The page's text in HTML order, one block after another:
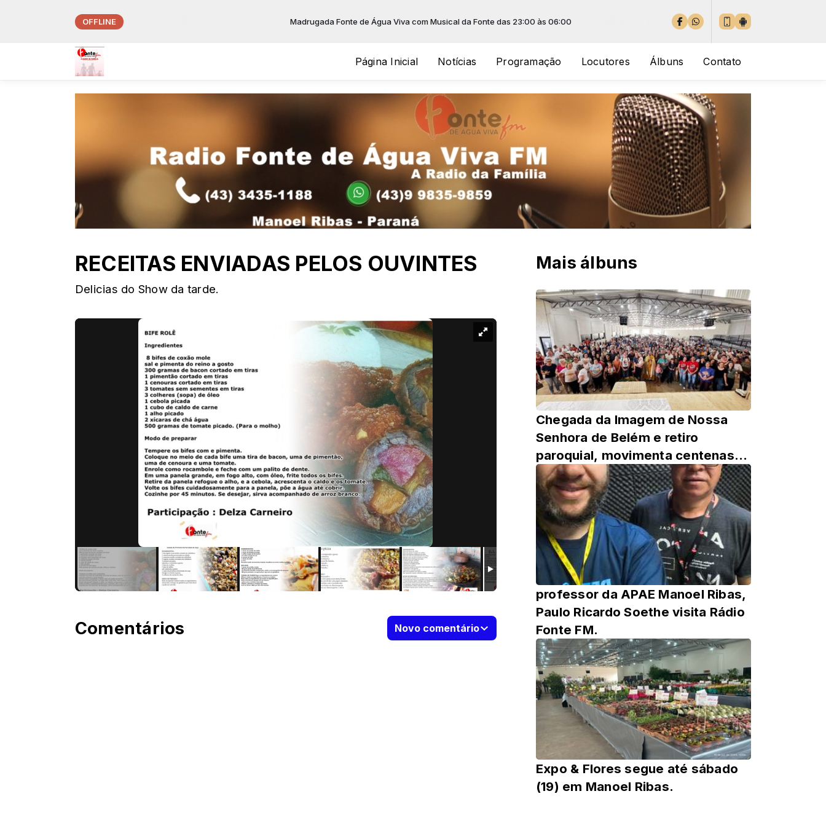
OFFLINE Madrugada Fonte de Água Viva com Musical da Fonte das 23:00 às 06:00
Página Inicial Notícias Programação Locutores Álbuns Contato
RECEITAS ENVIADAS PELOS OUVINTES
Delicias do Show da tarde.
Mais álbuns
Chegada da Imagem de Nossa
Senhora de Belém e retiro
paroquial, movimenta centenas
de católicos em Manoel Ribas.
professor da APAE Manoel Ribas,
Paulo Ricardo Soethe visita Rádio
Fonte FM.
Expo & Flores segue até sábado
(19) em Manoel Ribas.
Comentários Novo comentário